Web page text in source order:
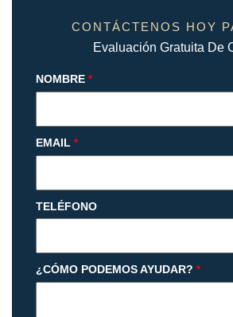
CONTÁCTENOS HOY
Evaluación Gratuita De
NOMBRE *
EMAIL *
TELÉFONO
¿CÓMO PODEMOS AYUDAR? *